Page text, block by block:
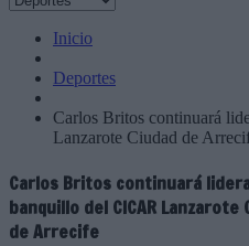
Inicio
Deportes
Carlos Britos continuará
Lanzarote Ciudad de
Carlos Britos continuará
banquillo del CICAR Lanzarote
de Arrecife